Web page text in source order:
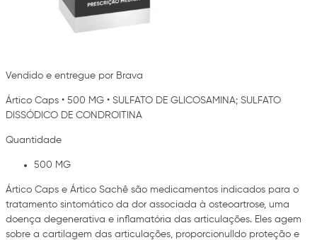
Vendido e entregue por Brava
Ártico Caps • 500 MG • SULFATO DE GLICOSAMINA; SULFATO
DISSÓDICO DE CONDROITINA
Quantidade
500 MG
Ártico Caps e Ártico Sachê são medicamentos indicados para o
tratamento sintomático da dor associada à osteoartrose, uma
doença degenerativa e inflamatória das articulações. Eles agem
sobre a cartilagem das articulações, proporcionulldo proteção e